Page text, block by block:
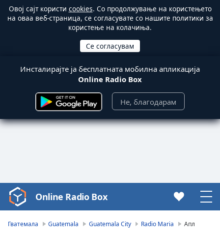
Овој сајт користи cookies. Со продолжување на користењето
на оваа веб-страница, се согласувате со нашите политики за
користење на колачиња.
Инсталирајте ја бесплатната мобилна апликација
Online Radio Box
Не, благодарам
Video
Player
Online Radio Box
Гватемала Guatemala Guatemala City Radio Maria Апл